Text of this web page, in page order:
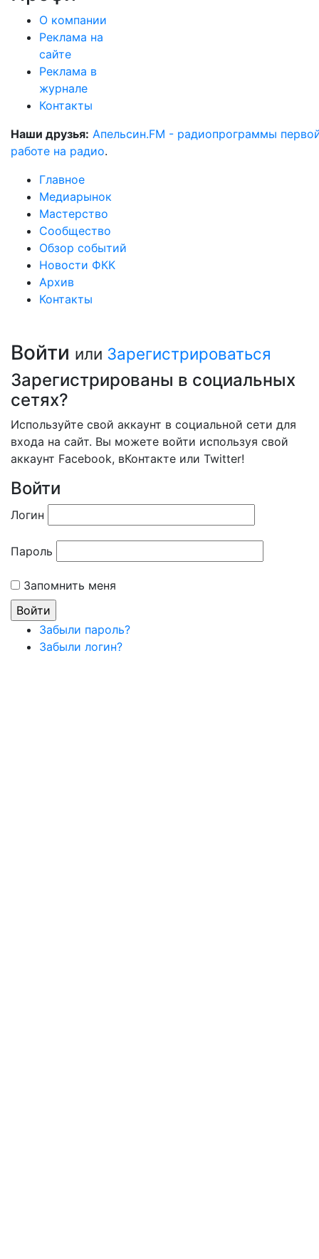
О компании
Реклама на
сайте
Реклама в
журнале
Контакты
Наши друзья: Апельсин.FM - радиопрограммы
работе на радио.
Главное
Медиарынок
Мастерство
Сообщество
Обзор событий
Новости ФКК
Архив
Контакты
Войти или Зарегистрироваться
Зарегистрированы в социальных
сетях?
Используйте свой аккаунт в социальной сети для
входа на сайт. Вы можете войти используя свой
аккаунт Facebook, вКонтакте или Twitter!
Войти
Логин
Пароль
Запомнить меня
Забыли пароль?
Забыли логин?